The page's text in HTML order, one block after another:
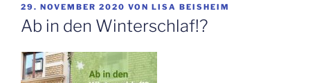
VERÖFFENTLICHT
AM
29. NOVEMBER 2020 VON LISA BEISHEIM
Ab in den Winterschlaf!?